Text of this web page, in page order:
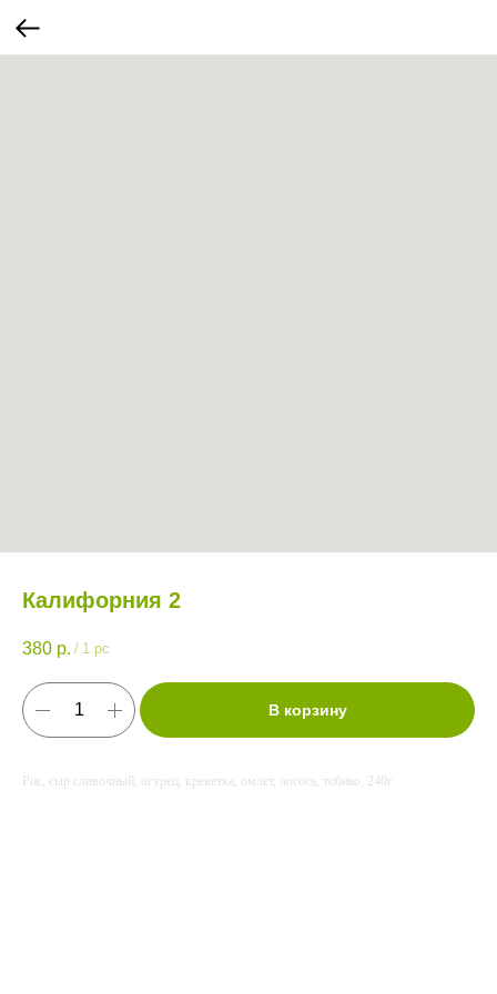
Калифорния 2
380 р. / 1 pc
В корзину
Рис, сыр сливочный, огурец, креветка, омлет, лосось, тобико, 240г